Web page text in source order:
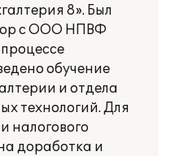
8». Был
с ООО НПВФ
обучение
и отдела
технологий. Для
налогового
доработка и